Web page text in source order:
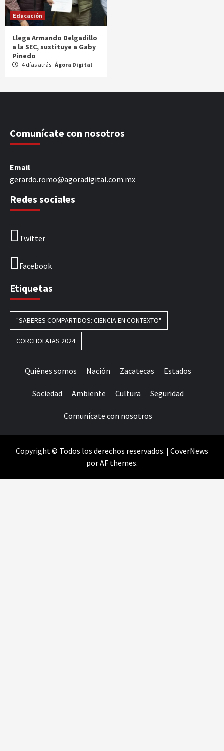
Educación
Llega Armando Delgadillo
a la SEC, sustituye a Gaby
Pinedo
4 días atrás Ágora Digital
Comunícate con nosotros
Email
gerardo.romo@agoradigital.com.mx
Redes sociales
Twitter
Facebook
Etiquetas
"SABERES COMPARTIDOS: CIENCIA EN CONTEXTO"
CORCHOLATAS 2024
Quiénes somos Nación Zacatecas Estados
Sociedad Ambiente Cultura Seguridad
Comunícate con nosotros
Copyright © Todos los derechos reservados. | CoverNews
por AF themes.